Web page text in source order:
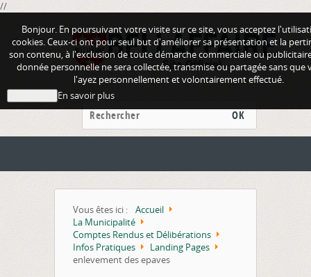
//
Bonjour. En poursuivant votre visite sur ce site, vous acceptez
cookies. Ceux-ci ont pour seul but d'améliorer sa présentation et la
son contenu, à l'exclusion de toute démarche commerciale ou
donnée personnelle ne sera collectée, transmise ou partagée sans que
l'ayez personnellement et volontairement effectué.
En savoir plus
OK
Vous êtes ici :
Accueil
La Municipalité
Comptes Rendus et Délibérations
Infos Pratiques
Landing Pages
enlevement des epaves